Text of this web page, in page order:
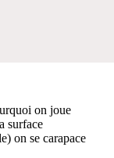
on joue
surface
on se carapace